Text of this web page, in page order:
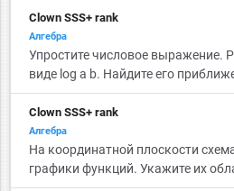
Clown SSS+ rank
Алгебра
Упростите числовое выражение.
виде log a b. Найдите его
Clown SSS+ rank
Алгебра
На координатной плоскости
графики функций. Укажите их